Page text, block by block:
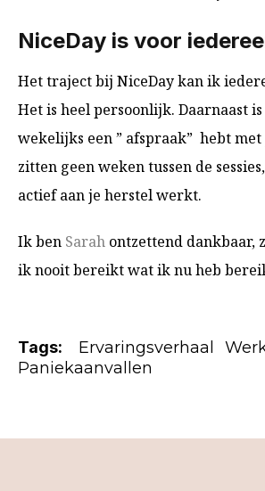
NiceDay is voor
Het traject bij NiceDay kan ik
Het is heel persoonlijk. Daarnaast
wekelijks een ” afspraak” hebt met
zitten geen weken tussen de
actief aan je herstel werkt.
Ik ben Sarah ontzettend dankbaar,
ik nooit bereikt wat ik nu heb
Tags: Ervaringsverhaal
Paniekaanvallen